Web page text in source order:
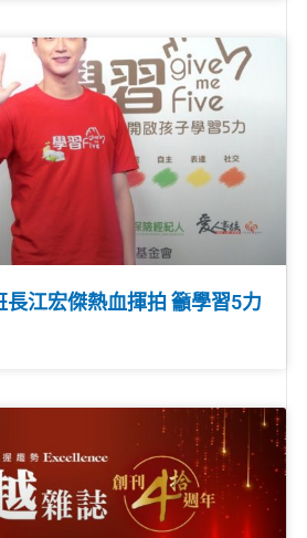
長江宏傑熱血揮拍 籲學習5力